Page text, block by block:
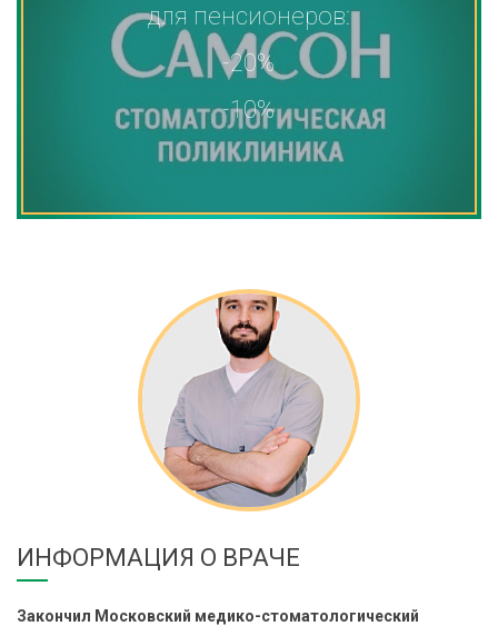
для пенсионеров:
-20%
-10%
ИНФОРМАЦИЯ О ВРАЧЕ
Закончил Московский медико-стоматологический